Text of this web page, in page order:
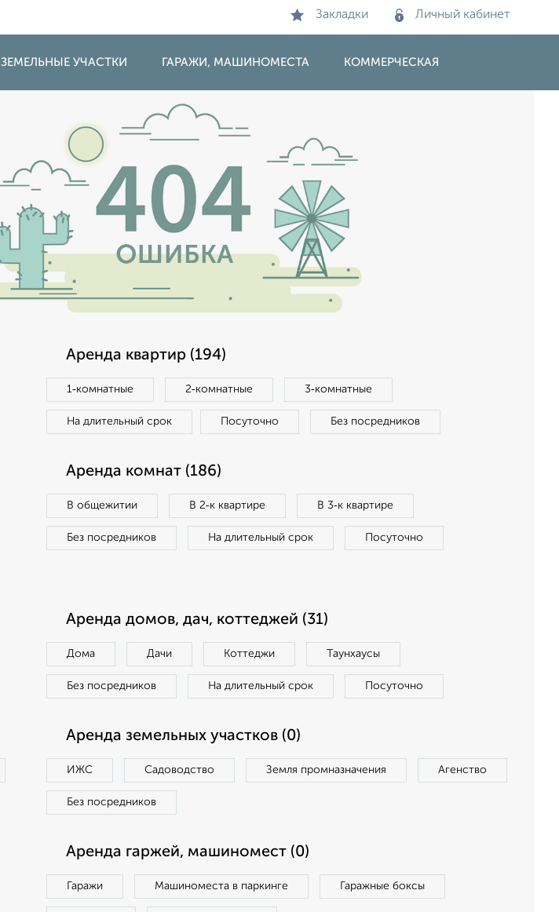
Закладки Личный кабинет
ЗЕМЕЛЬНЫЕ УЧАСТКИ ГАРАЖИ, МАШИНОМЕСТА КОММЕРЧЕСКАЯ
Аренда квартир (194)
1‑комнатные 2‑комнатные 3‑комнатные
На длительный срок Посуточно Без посредников
Аренда комнат (186)
В общежитии В 2‑к квартире В 3‑к квартире
Без посредников На длительный срок Посуточно
Аренда домов, дач, коттеджей (31)
Дома Дачи Коттеджи Таунхаусы
Без посредников На длительный срок Посуточно
Аренда земельных участков (0)
ИЖС Садоводство Земля промназначения Агенство
Без посредников
Аренда гаржей, машиномест (0)
Гаражи Машиноместа в паркинге Гаражные боксы